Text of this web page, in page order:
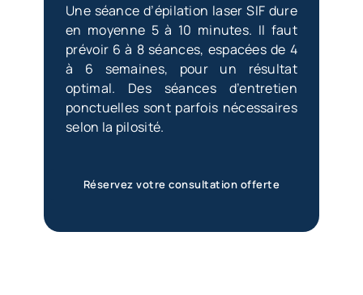
Une séance d’épilation laser SIF dure
en moyenne 5 à 10 minutes. Il faut
prévoir 6 à 8 séances, espacées de 4
à 6 semaines, pour un résultat
optimal. Des séances d’entretien
ponctuelles sont parfois nécessaires
selon la pilosité.
Réservez votre consultation offerte